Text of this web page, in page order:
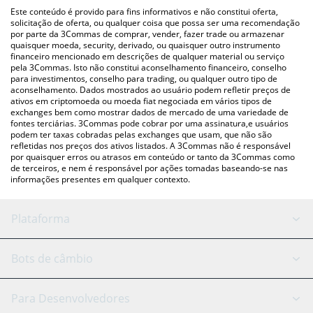
acima para verificar o último preço de AI Slop nas principais
moedas fiat e criptográficas.
Este conteúdo é provido para fins informativos e não constitui oferta,
solicitação de oferta, ou qualquer coisa que possa ser uma recomendação
por parte da 3Commas de comprar, vender, fazer trade ou armazenar
quaisquer moeda, security, derivado, ou quaisquer outro instrumento
financeiro mencionado em descrições de qualquer material ou serviço
pela 3Commas. Isto não constitui aconselhamento financeiro, conselho
para investimentos, conselho para trading, ou qualquer outro tipo de
aconselhamento. Dados mostrados ao usuário podem refletir preços de
ativos em criptomoeda ou moeda fiat negociada em vários tipos de
exchanges bem como mostrar dados de mercado de uma variedade de
fontes terciárias. 3Commas pode cobrar por uma assinatura,e usuários
podem ter taxas cobradas pelas exchanges que usam, que não são
refletidas nos preços dos ativos listados. A 3Commas não é responsável
por quaisquer erros ou atrasos em conteúdo or tanto da 3Commas como
de terceiros, e nem é responsável por ações tomadas baseando-se nas
informações presentes em qualquer contexto.
Plataforma
Bot GRID
Bots de câmbio
Binance
Para Desenvolvedores